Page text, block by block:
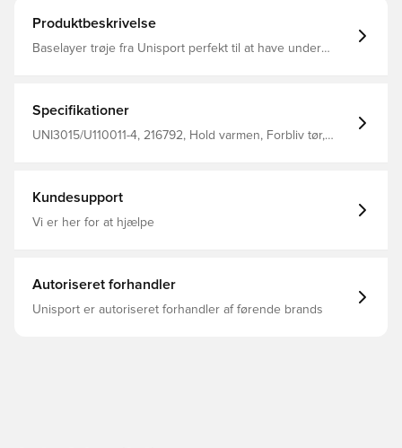
Produktbeskrivelse
Baselayer trøje fra Unisport perfekt til at have under
design for maksimal komfort Fremstillet i 92% polyester
og 8% elastan.
Specifikationer
UNI3015/U110011-4, 216792, Hold varmen, Forbliv tør,
Kundesupport
Vi er her for at hjælpe
Autoriseret forhandler
Unisport er autoriseret forhandler af førende brands